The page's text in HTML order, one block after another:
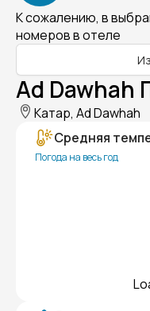
К сожалению, в
номеров в отеле
Ad Dawhah
Катар, Ad Dawhah
Средняя
Погода на весь год